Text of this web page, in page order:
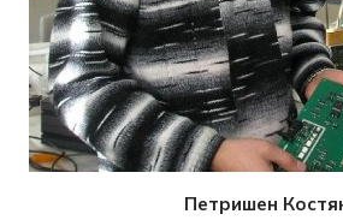
Петришен